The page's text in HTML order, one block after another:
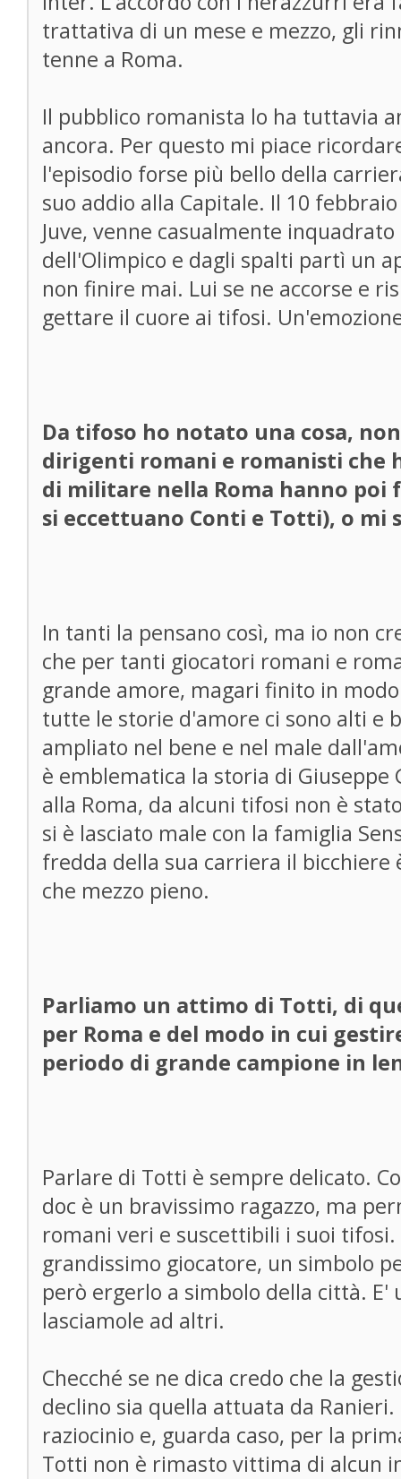
trattativa di un mese e mezzo, gli
tenne a Roma.
Il pubblico romanista lo ha tuttavia
ancora. Per questo mi piace
l'episodio forse più bello della
suo addio alla Capitale. Il 10
Juve, venne casualmente
dell'Olimpico e dagli spalti partì un
non finire mai. Lui se ne accorse e
gettare il cuore ai tifosi.
Da tifoso ho notato una cosa,
dirigenti romani e romanisti che
di militare nella Roma hanno poi
si eccettuano Conti e Totti), o mi
In tanti la pensano così, ma io non
che per tanti giocatori romani e
grande amore, magari finito in
tutte le storie d'amore ci sono alti e
ampliato nel bene e nel male
è emblematica la storia di Giuseppe
alla Roma, da alcuni tifosi non è
si è lasciato male con la famiglia
fredda della sua carriera il bicchiere
che mezzo pieno.
Parliamo un attimo di Totti, di
per Roma e del modo in cui
periodo di grande campione in
Parlare di Totti è sempre delicato.
doc è un bravissimo ragazzo, ma
romani veri e suscettibili i suoi tifosi.
grandissimo giocatore, un simbolo
però ergerlo a simbolo della città. E'
lasciamole ad altri.
Checché se ne dica credo che la
declino sia quella attuata da
raziocinio e, guarda caso, per la
Totti non è rimasto vittima di alcun